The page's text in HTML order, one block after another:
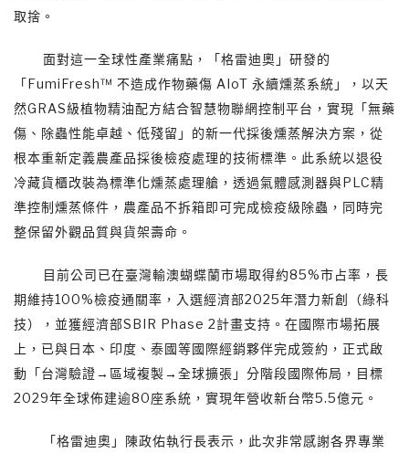
取捨。
面對這一全球性產業痛點，「格雷迪奧」研發的
「FumiFresh™ 不造成作物藥傷 AIoT 永續燻蒸系統」，以天
然GRAS級植物精油配方結合智慧物聯網控制平台，實現「無藥
傷、除蟲性能卓越、低殘留」的新一代採後燻蒸解決方案，從
根本重新定義農產品採後檢疫處理的技術標準。此系統以退役
冷藏貨櫃改裝為標準化燻蒸處理艙，透過氣體感測器與PLC精
準控制燻蒸條件，農產品不拆箱即可完成檢疫級除蟲，同時完
整保留外觀品質與貨架壽命。
目前公司已在臺灣輸澳蝴蝶蘭市場取得約85%市占率，長
期維持100%檢疫通關率，入選經濟部2025年潛力新創（綠科
技），並獲經濟部SBIR Phase 2計畫支持。在國際市場拓展
上，已與日本、印度、泰國等國際經銷夥伴完成簽約，正式啟
動「台灣驗證→區域複製→全球擴張」分階段國際佈局，目標
2029年全球佈建逾80座系統，實現年營收新台幣5.5億元。
「格雷迪奧」陳政佑執行長表示，此次非常感謝各界專業